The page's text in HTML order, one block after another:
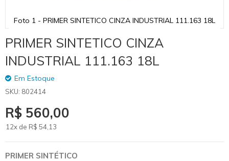
PRIMER SINTETICO CINZA
INDUSTRIAL 111.163 18L
Em Estoque
SKU 802414
R$ 560,00
12x de R$ 54 ,13
PRIMER SINTÉTICO
Foto 1 - PRIMER SINTETICO CINZA INDUSTRIAL 111.163 18L
Skip
to
the
beginning
of
the
images